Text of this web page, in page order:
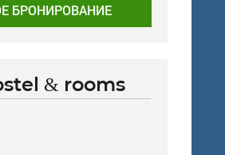
БРОНИРОВАНИЕ
& rooms